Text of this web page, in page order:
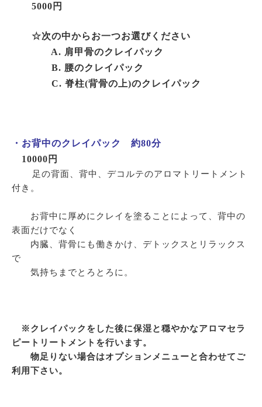
5000円
☆次の中からお一つお選びください
A. 肩甲骨のクレイパック
B. 腰のクレイパック
C. 脊柱(背骨の上)のクレイパック
・お背中のクレイパック 約80分
10000円
足の背面、背中、デコルテのアロマトリートメント
付き。
お背中に厚めにクレイを塗ることによって、背中の
表面だけでなく
内臓、背骨にも働きかけ、デトックスとリラックス
で
気持ちまでとろとろに。
※クレイパックをした後に保湿と穏やかなアロマセラ
ピートリートメントを行います。
物足りない場合はオプションメニューと合わせてご
利用下さい。